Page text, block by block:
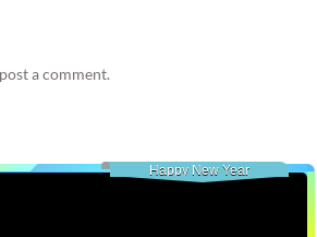
a comment.
Happy New Year